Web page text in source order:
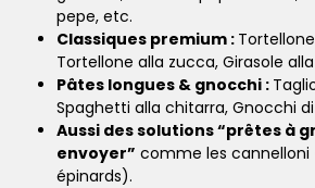
pepe, etc.
Classiques premium :
Tortellone alla zucca, Girasole
Pâtes longues & gnocchi :
Spaghetti alla chitarra, Gnocchi
Aussi des solutions “prêtes à
envoyer” comme les
épinards).